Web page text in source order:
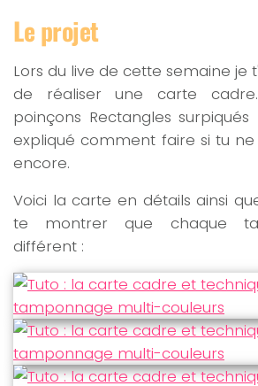
Le projet
Lors du live de cette semaine je
de réaliser une carte
poinçons Rectangles
expliqué comment faire si tu
encore.
Voici la carte en détails ainsi
te montrer que chaque
différent :